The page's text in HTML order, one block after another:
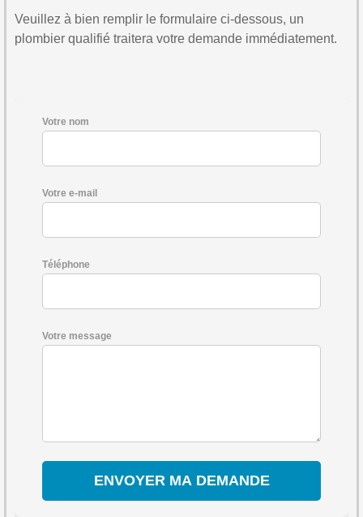
Veuillez à bien remplir le formulaire ci-dessous, un
plombier qualifié traitera votre demande immédiatement.
Votre nom
Votre e-mail
Téléphone
Votre message